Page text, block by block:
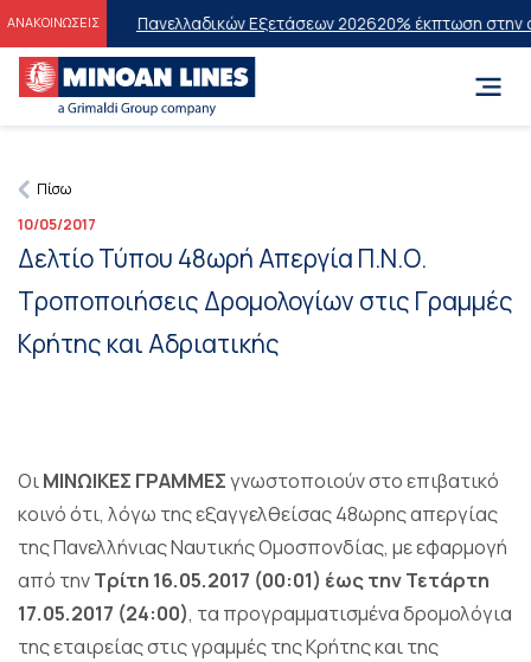
ΑΝΑΚΟΙΝΩΣΕΙΣτων Πανελλαδικών Εξετάσεων 202620% έκπτωση στην
Πίσω
10/05/2017
Δελτίο Τύπου 48ωρή Απεργία Π.Ν.Ο.
Τροποποιήσεις Δρομολογίων στις Γραμμές
Κρήτης και Αδριατικής
ΟιΜΙΝΩΙΚΕΣ ΓΡΑΜΜΕΣγνωστοποιούν στο επιβατικό
κοινό ότι, λόγω της εξαγγελθείσας 48ωρης απεργίας
της Πανελλήνιας Ναυτικής Ομοσπονδίας, με εφαρμογή
από τηνΤρίτη 16.05.2017 (00:01) έως την Τετάρτη
17.05.2017 (24:00), τα προγραμματισμένα δρομολόγια
της εταιρείας στις γραμμές της Κρήτης και της